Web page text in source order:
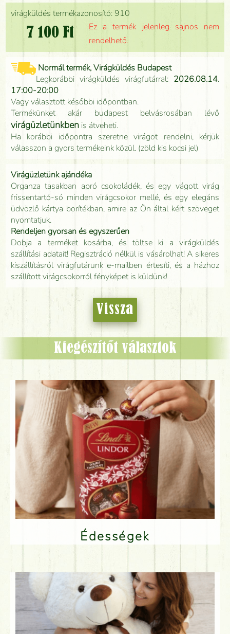
virágküldés termékazonosító: 910
7 100 Ft
Ez a termék jelenleg sajnos nem
rendelhető.
Normál termék, Virágküldés Budapest
Legkorábbi virágküldés virágfutárral: 2026.08.14.
17:00-20:00
Vagy választott későbbi időpontban.
Termékünket akár budapest belvásrosában lévő
virágüzletünkben is átveheti.
Ha korábbi időpontra szeretne virágot rendelni, kérjük
válasszon a gyors termékeink közül. (zöld kis kocsi jel)
Virágüzletünk ajándéka
Organza tasakban apró csokoládék, és egy vágott virág
frissentartó-só minden virágcsokor mellé, és egy elegáns
üdvözlő kártya borítékban, amire az Ön által kért szöveget
nyomtatjuk.
Rendeljen gyorsan és egyszerűen
Dobja a terméket kosárba, és töltse ki a virágküldés
szállítási adatait! Regisztráció nélkül is vásárolhat! A sikeres
kiszállításról virágfutárunk e-mailben értesíti, és a házhoz
szállított virágcsokorról fényképet is küldünk!
Vissza
Kiegészítőt választok
Édességek